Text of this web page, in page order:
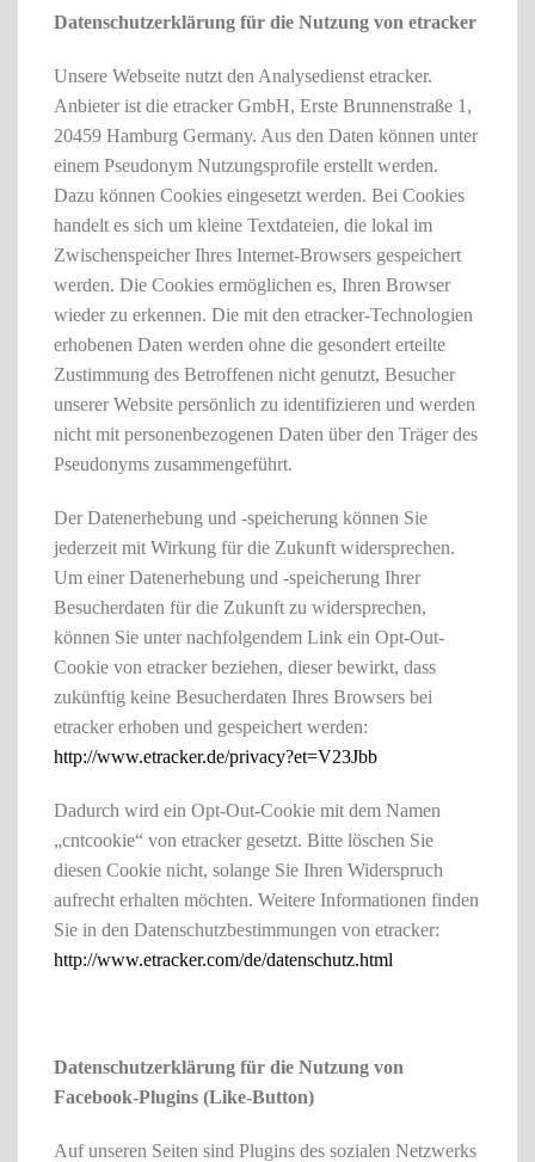
Datenschutzerklärung für die Nutzung von etracker
Unsere Webseite nutzt den Analysedienst etracker.
Anbieter ist die etracker GmbH, Erste Brunnenstraße 1,
20459 Hamburg Germany. Aus den Daten können unter
einem Pseudonym Nutzungsprofile erstellt werden.
Dazu können Cookies eingesetzt werden. Bei Cookies
handelt es sich um kleine Textdateien, die lokal im
Zwischenspeicher Ihres Internet-Browsers gespeichert
werden. Die Cookies ermöglichen es, Ihren Browser
wieder zu erkennen. Die mit den etracker-Technologien
erhobenen Daten werden ohne die gesondert erteilte
Zustimmung des Betroffenen nicht genutzt, Besucher
unserer Website persönlich zu identifizieren und werden
nicht mit personenbezogenen Daten über den Träger des
Pseudonyms zusammengeführt.
Der Datenerhebung und -speicherung können Sie
jederzeit mit Wirkung für die Zukunft widersprechen.
Um einer Datenerhebung und -speicherung Ihrer
Besucherdaten für die Zukunft zu widersprechen,
können Sie unter nachfolgendem Link ein Opt-Out-
Cookie von etracker beziehen, dieser bewirkt, dass
zukünftig keine Besucherdaten Ihres Browsers bei
etracker erhoben und gespeichert werden:
http://www.etracker.de/privacy?et=V23Jbb
Dadurch wird ein Opt-Out-Cookie mit dem Namen
„cntcookie“ von etracker gesetzt. Bitte löschen Sie
diesen Cookie nicht, solange Sie Ihren Widerspruch
aufrecht erhalten möchten. Weitere Informationen finden
Sie in den Datenschutzbestimmungen von etracker:
http://www.etracker.com/de/datenschutz.html
Datenschutzerklärung für die Nutzung von
Facebook-Plugins (Like-Button)
Auf unseren Seiten sind Plugins des sozialen Netzwerks